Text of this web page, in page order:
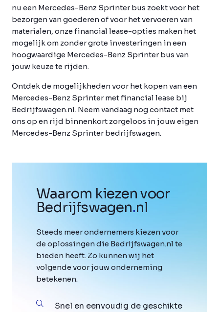
nu een Mercedes-Benz Sprinter bus zoekt voor het
bezorgen van goederen of voor het vervoeren van
materialen, onze financial lease-opties maken het
mogelijk om zonder grote investeringen in een
hoogwaardige Mercedes-Benz Sprinter bus van
jouw keuze te rijden.
Ontdek de mogelijkheden voor het kopen van een
Mercedes-Benz Sprinter met financial lease bij
Bedrijfswagen.nl. Neem vandaag nog contact met
ons op en rijd binnenkort zorgeloos in jouw eigen
Mercedes-Benz Sprinter bedrijfswagen.
Waarom kiezen voor
Bedrijfswagen.nl
Steeds meer ondernemers kiezen voor
de oplossingen die Bedrijfswagen.nl te
bieden heeft. Zo kunnen wij het
volgende voor jouw onderneming
betekenen.
Snel en eenvoudig de geschikte